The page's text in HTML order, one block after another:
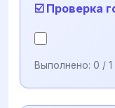
☑️ Проверка
Выполнено: 0 / 1